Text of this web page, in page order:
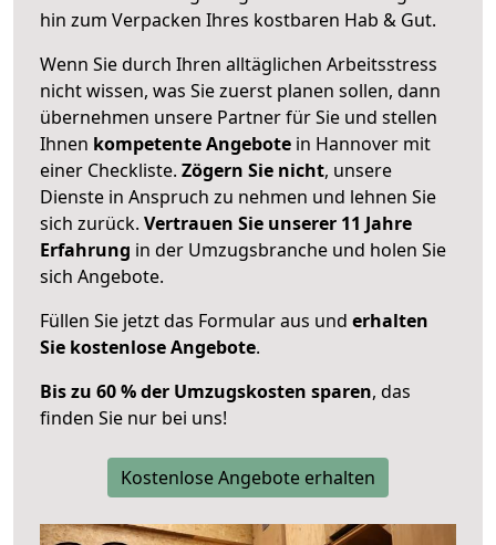
hin zum Verpacken Ihres kostbaren Hab & Gut.
Wenn Sie durch Ihren alltäglichen Arbeitsstress
nicht wissen, was Sie zuerst planen sollen, dann
übernehmen unsere Partner für Sie und stellen
Ihnen kompetente Angebote in Hannover mit
einer Checkliste. Zögern Sie nicht, unsere
Dienste in Anspruch zu nehmen und lehnen Sie
sich zurück. Vertrauen Sie unserer 11 Jahre
Erfahrung in der Umzugsbranche und holen Sie
sich Angebote.
Füllen Sie jetzt das Formular aus und erhalten
Sie kostenlose Angebote.
Bis zu 60 % der Umzugskosten sparen, das
finden Sie nur bei uns!
Kostenlose Angebote erhalten